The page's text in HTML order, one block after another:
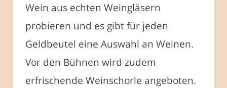
Wein aus echten Weingläsern
probieren und es gibt für jeden
Geldbeutel eine Auswahl an Weinen.
Vor den Bühnen wird zudem
erfrischende Weinschorle angeboten.